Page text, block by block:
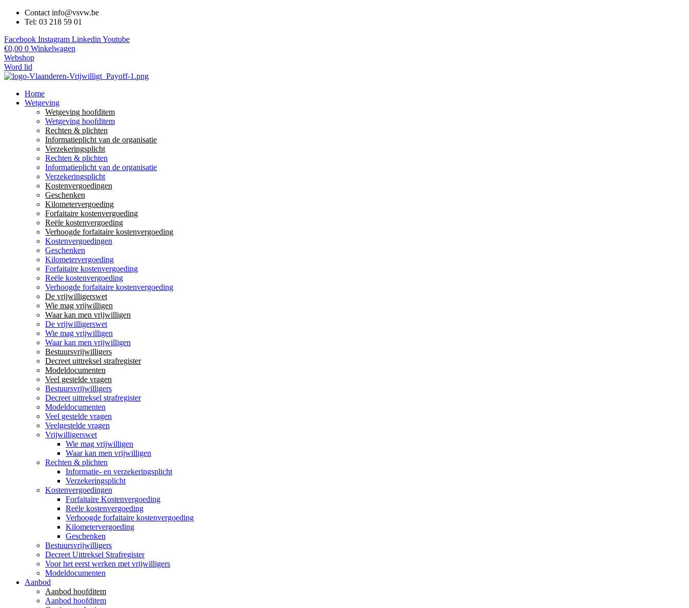
Contact info@vsvw.be
Tel: 03 218 59 01
Facebook Instagram Linkedin Youtube
€0,00 0 Winkelwagen
Webshop
Word lid
Home
Wetgeving
Wetgeving hoofditem
Wetgeving hoofditem
Rechten & plichten
Informatieplicht van de organisatie
Verzekeringsplicht
Rechten & plichten
Informatieplicht van de organisatie
Verzekeringsplicht
Kostenvergoedingen
Geschenken
Kilometervergoeding
Forfaitaire kostenvergoeding
Reële kostenvergoeding
Verhoogde forfaitaire kostenvergoeding
Kostenvergoedingen
Geschenken
Kilometervergoeding
Forfaitaire kostenvergoeding
Reële kostenvergoeding
Verhoogde forfaitaire kostenvergoeding
De vrijwilligerswet
Wie mag vrijwilligen
Waar kan men vrijwilligen
De vrijwilligerswet
Wie mag vrijwilligen
Waar kan men vrijwilligen
Bestuursvrijwilligers
Decreet uittreksel strafregister
Modeldocumenten
Veel gestelde vragen
Bestuursvrijwilligers
Decreet uittreksel strafregister
Modeldocumenten
Veel gestelde vragen
Veelgestelde vragen
Vrijwilligerswet
Wie mag vrijwilligen
Waar kan men vrijwilligen
Rechten & plichten
Informatie- en verzekeringsplicht
Verzekeringsplicht
Kostenvergoedingen
Forfaitaire Kostenvergoeding
Reële kostenvergoeding
Verhoogde forfaitaire kostenvergoeding
Kilometervergoeding
Geschenken
Bestuursvrijwilligers
Decreet Uittreksel Strafregister
Voor het eerst werken met vrijwilligers
Modeldocumenten
Aanbod
Aanbod hoofditem
Aanbod hoofditem